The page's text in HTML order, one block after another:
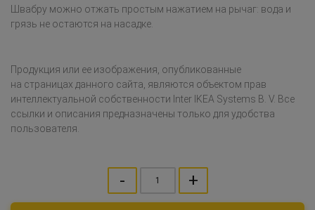
Швабру можно отжать простым нажатием на рычаг: вода и
грязь не остаются на насадке.
Продукция или ее изображения, опубликованные
на страницах данного сайта, являются объектом прав
интеллектуальной собственности Inter IKEA Systems B. V. Все
ссылки и описания предназначены только для удобства
пользователя.
- +